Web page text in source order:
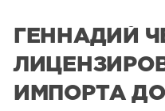
ГЕННАДИЙ
ИМПОРТА